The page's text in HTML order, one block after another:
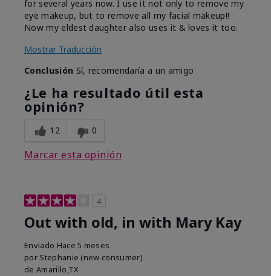
for several years now. I use it not only to remove my
eye makeup, but to remove all my facial makeup!!
Now my eldest daughter also uses it & loves it too.
Mostrar Traducción
Conclusión Sí, recomendaría a un amigo
¿Le ha resultado útil esta
opinión?
12 0
Marcar esta opinión
4
Out with old, in with Mary Kay
Enviado Hace 5 meses
por Stephanie (new consumer)
de Amarillo,TX